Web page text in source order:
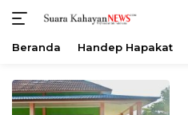
konten
Beranda Handep Hapakat